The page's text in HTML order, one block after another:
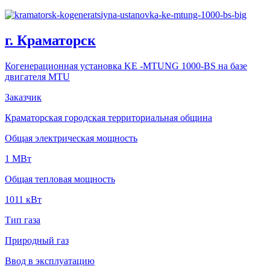
г. Краматорск
Когенерационная установка KE -MTUNG 1000-BS на базе
двигателя MTU
Заказчик
Краматорская городская территориальная община
Общая электрическая мощность
1 MВт
Общая тепловая мощность
1011 кВт
Тип газа
Природный газ
Ввод в эксплуатацию